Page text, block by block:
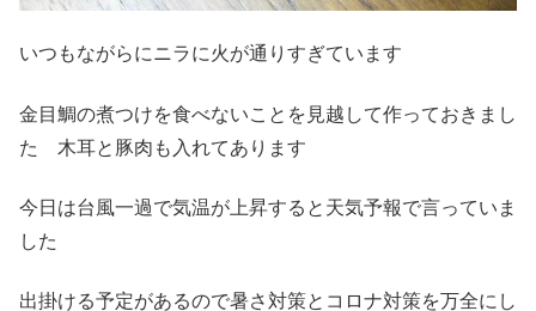
いつもながらにニラに火が通りすぎています
金目鯛の煮つけを食べないことを見越して作っておきまし
た 木耳と豚肉も入れてあります
今日は台風一過で気温が上昇すると天気予報で言っていま
した
出掛ける予定があるので暑さ対策とコロナ対策を万全にし